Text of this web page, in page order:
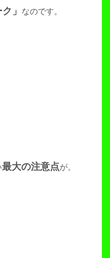
」
なのです。
最大の注意点が。